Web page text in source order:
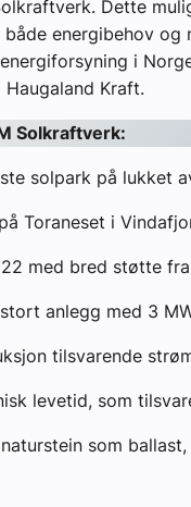
Dette
energibehov og
i
Haugaland Kraft.
Solkraftverk:
solpark på lukket
Toraneset i
med bred støtte
anlegg med 3
tilsvarende
levetid, som
som